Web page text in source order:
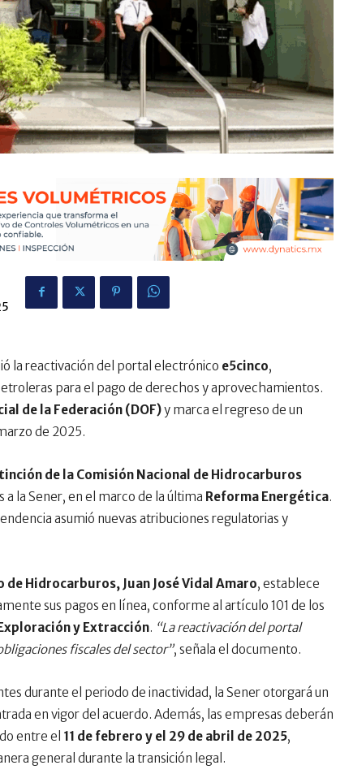
la reactivación del portal electrónico e5cinco,
para el pago de derechos y aprovechamientos.
de la Federación (DOF)y marca el regreso de un
de 2025.
de la Comisión Nacional de Hidrocarburos
la Sener, en el marco de la última Reforma Energética.
asumió nuevas atribuciones regulatorias y
Hidrocarburos, Juan José Vidal Amaro, establece
sus pagos en línea, conforme al artículo 101 de los
y Extracción. “La reactivación del portal
fiscales del sector”, señala el documento.
durante el periodo de inactividad, la Sener otorgará un
en vigor del acuerdo. Además, las empresas deberán
entre el 11 de febrero y el 29 de abril de 2025,
general durante la transición legal.